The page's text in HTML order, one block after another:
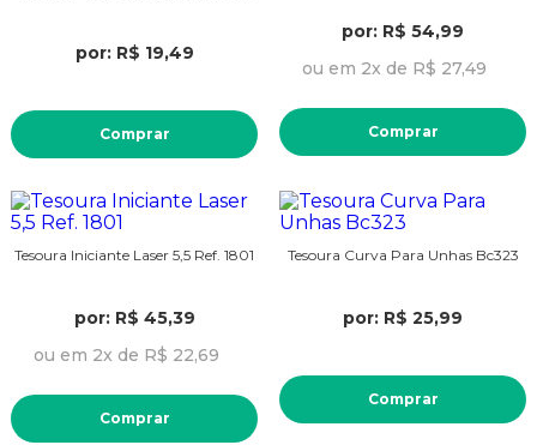
por: R$ 19,49
Comprar
por: R$ 54,99
ou em 2x de R$ 27,49
Comprar
Tesoura Iniciante Laser 5,5 Ref. 1801
por: R$ 45,39
ou em 2x de R$ 22,69
Comprar
Tesoura Curva Para Unhas Bc323
por: R$ 25,99
Comprar